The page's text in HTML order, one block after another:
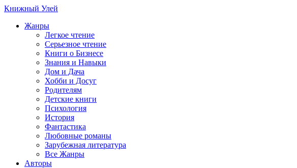
Книжный Улей
Жанры
Легкое чтение
Серьезное чтение
Книги о Бизнесе
Знания и Навыки
Дом и Дача
Хобби и Досуг
Родителям
Детские книги
Психология
История
Фантастика
Любовные романы
Зарубежная литература
Все Жанры
Авторы